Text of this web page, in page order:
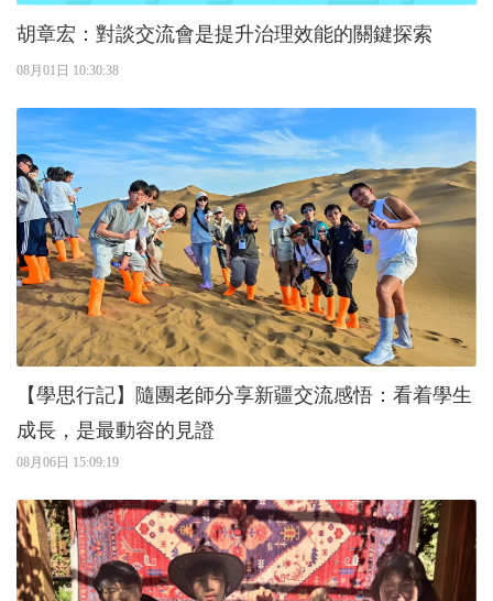
胡章宏：對談交流會是提升治理效能的關鍵探索
08月01日 10:30:38
【學思行記】隨團老師分享新疆交流感悟：看着學生
成長，是最動容的見證
08月06日 15:09:19